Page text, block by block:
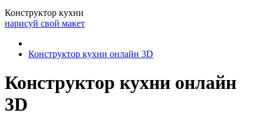
Конструктор кухни
нарисуй свой макет
Конструктор кухни онлайн 3D
Конструктор кухни онлайн
3D